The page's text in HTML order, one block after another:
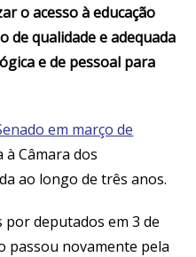
o acesso à educação
de qualidade e adequada
e de pessoal para
em março de
à Câmara dos
ao longo de três anos.
por deputados em 3 de
passou novamente pela